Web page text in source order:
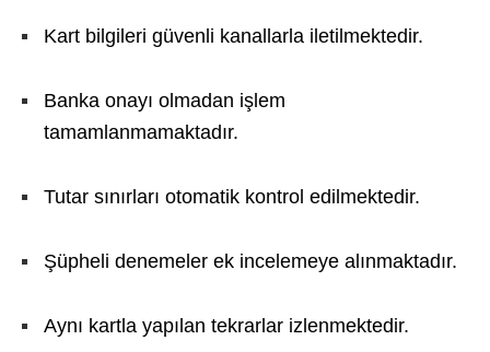
Kart bilgileri güvenli kanallarla iletilmektedir.
Banka onayı olmadan işlem
tamamlanmamaktadır.
Tutar sınırları otomatik kontrol edilmektedir.
Şüpheli denemeler ek incelemeye alınmaktadır.
Aynı kartla yapılan tekrarlar izlenmektedir.